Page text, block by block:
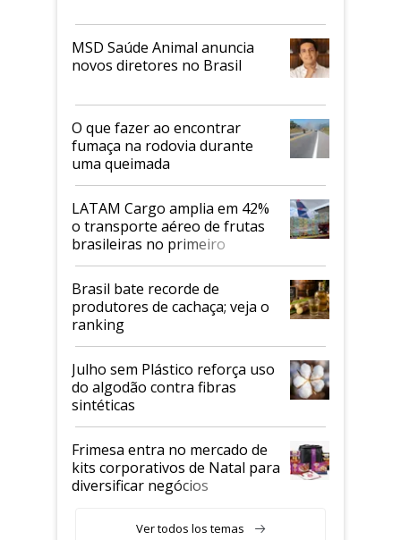
MSD Saúde Animal anuncia
novos diretores no Brasil
O que fazer ao encontrar
fumaça na rodovia durante
uma queimada
LATAM Cargo amplia em 42%
o transporte aéreo de frutas
brasileiras no primeiro
semestre
Brasil bate recorde de
produtores de cachaça; veja o
ranking
Julho sem Plástico reforça uso
do algodão contra fibras
sintéticas
Frimesa entra no mercado de
kits corporativos de Natal para
diversificar negócios
Ver todos los temas